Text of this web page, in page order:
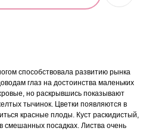
способствовала развитию рынка
глаз на достоинства маленьких
но раскрывшись показывают
тычинок. Цветки появляются в
красные плоды. Куст раскидистый,
смешанных посадках. Листва очень